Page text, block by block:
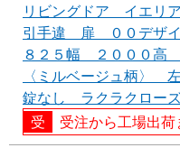
リビングドア イエリ
引手違 扉 ００デザ
８２５幅 ２０００高
〈ミルベージュ柄〉
錠なし ラクラクロー
受注から工場出荷